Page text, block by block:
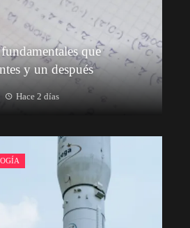
que
y un después
Hace 2 días